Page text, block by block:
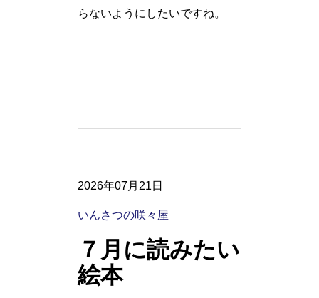
らないようにしたいですね。
2026年07月21日
いんさつの咲々屋
７月に読みたい
絵本